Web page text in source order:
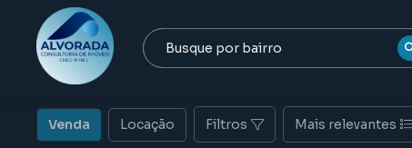
Venda Locação Filtros Mais relevantes